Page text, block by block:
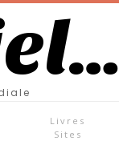
Livres
Sites